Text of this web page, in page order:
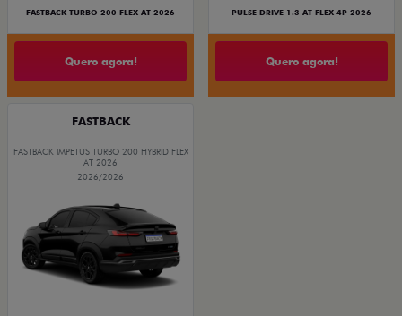
FASTBACK TURBO 200 FLEX AT 2026
Quero agora!
PULSE DRIVE 1.3 AT FLEX 4P 2026
Quero agora!
FASTBACK
FASTBACK IMPETUS TURBO 200 HYBRID FLEX
AT 2026
2026/2026